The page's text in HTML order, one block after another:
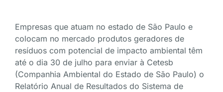
Empresas que atuam no estado de São Paulo e
colocam no mercado produtos geradores de
resíduos com potencial de impacto ambiental têm
até o dia 30 de julho para enviar à Cetesb
(Companhia Ambiental do Estado de São Paulo) o
Relatório Anual de Resultados do Sistema de